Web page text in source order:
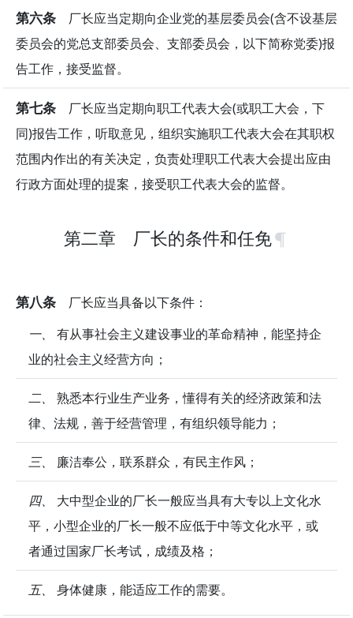
第六条 厂长应当定期向企业党的基层委员会(含不设基层
委员会的党总支部委员会、支部委员会，以下简称党委)报
告工作，接受监督。
第七条 厂长应当定期向职工代表大会(或职工大会，下
同)报告工作，听取意见，组织实施职工代表大会在其职权
范围内作出的有关决定，负责处理职工代表大会提出应由
行政方面处理的提案，接受职工代表大会的监督。
第二章 厂长的条件和任免
第八条 厂长应当具备以下条件：
一、
有从事社会主义建设事业的革命精神，能坚持企
业的社会主义经营方向；
二、
熟悉本行业生产业务，懂得有关的经济政策和法
律、法规，善于经营管理，有组织领导能力；
三、 廉洁奉公，联系群众，有民主作风；
四、
大中型企业的厂长一般应当具有大专以上文化水
平，小型企业的厂长一般不应低于中等文化水平，或
者通过国家厂长考试，成绩及格；
五、 身体健康，能适应工作的需要。